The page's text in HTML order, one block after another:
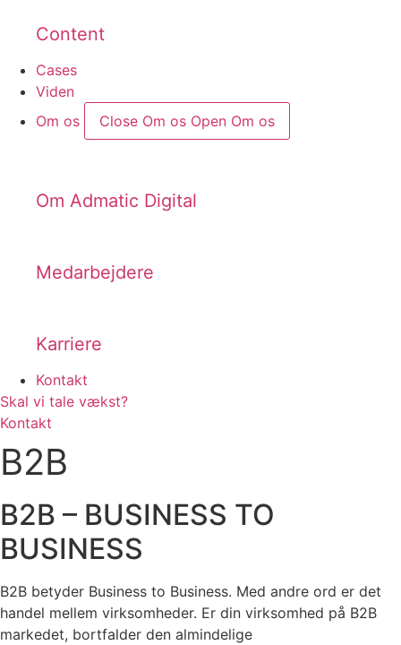
Content
Cases
Viden
Om os
Close Om os Open Om os
Om Admatic Digital
Medarbejdere
Karriere
Kontakt
Skal vi tale vækst?
Kontakt
B2B
B2B – BUSINESS TO
BUSINESS
B2B betyder Business to Business. Med andre ord er det
handel mellem virksomheder. Er din virksomhed på B2B
markedet, bortfalder den almindelige